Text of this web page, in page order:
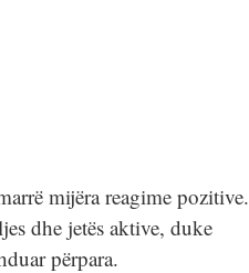
mijëra reagime pozitive.
dhe jetës aktive, duke
përpara.